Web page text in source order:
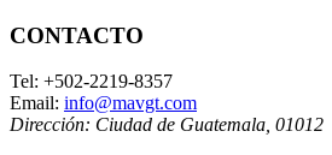
CONTACTO
Tel: +502-2219-8357
Email: info@mavgt.com
Dirección: Ciudad de Guatemala 01012